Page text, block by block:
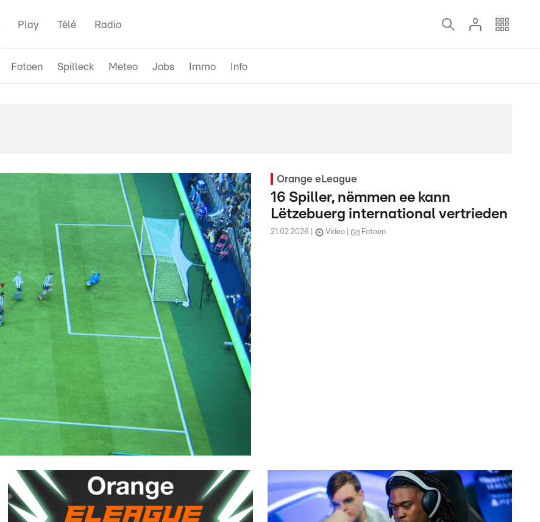
Play Télé Radio
Fotoen Spilleck Meteo Jobs Immo Info
Orange eLeague
16 Spiller, nëmmen ee kann
Lëtzebuerg international vertrieden
21.02.2026 Video Fotoen